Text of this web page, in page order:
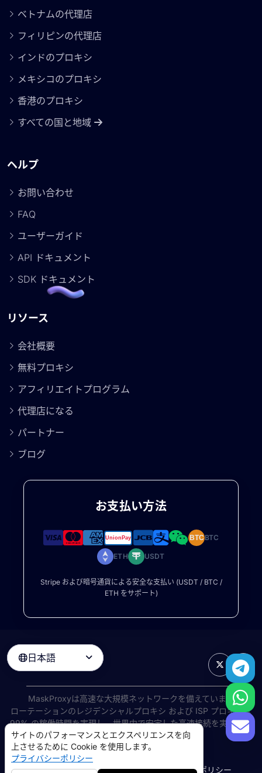
ベトナムの代理店
フィリピンの代理店
インドのプロキシ
メキシコのプロキシ
香港のプロキシ
すべての国と地域
ヘルプ
お問い合わせ
FAQ
ユーザーガイド
API ドキュメント
SDK ドキュメント
リソース
会社概要
無料プロキシ
アフィリエイトプログラム
代理店になる
パートナー
ブログ
お支払い方法
BTCBTC
ETH USDT
Stripe および暗号通貨による安全な支払い (USDT / BTC /
ETH をサポート)
日本語 
MaskProxyは高速な大規模ネットワークを備えています
ローテーションのレジデンシャルプロキシ および ISP プロキシは
99% の稼働時間を実現し、世界中で安定した高速接続を実現しま
す。
©2026AIWAY LIMITED. 無断転載を禁じます.
利用規約プライバシーポリシー返金ポリシーCookie ポリシー
サイトのパフォーマンスとエクスペリエンスを向
上させるために Cookie を使用します。
プライバシーポリシー